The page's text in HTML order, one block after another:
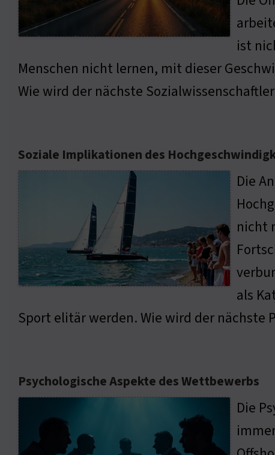
ist
Menschen nicht lernen, mit dieser
Wie wird der nächste
Soziale Implikationen des
Die
nicht
als
Sport elitär werden. Wie wird der nächste
Psychologische Aspekte des Wettbewerbs
Die